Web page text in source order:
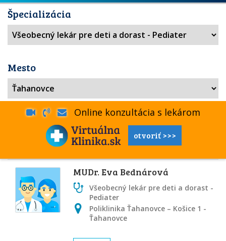
Špecializácia
Mesto
Online konzultácia s lekárom
otvoriť >>>
MUDr. Eva Bednárová
Všeobecný lekár pre deti a dorast -
Pediater
Poliklinika Ťahanovce – Košice 1 -
Ťahanovce